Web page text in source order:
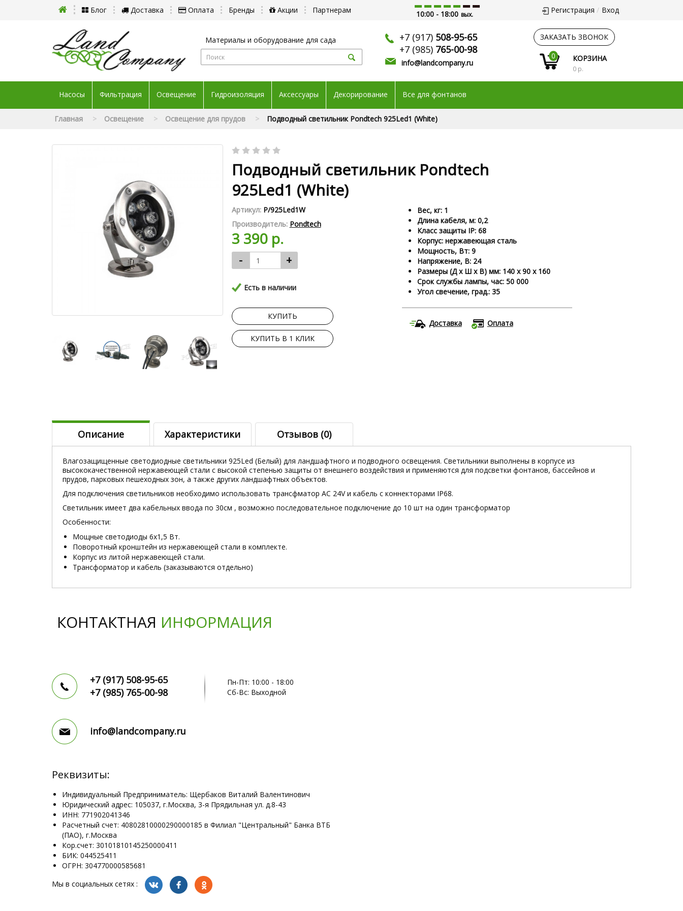
Блог Доставка Оплата Бренды Акции Партнерам 10:00 - 18:00 вых. Регистрация Вход
Материалы и оборудование для сада +7 (917) 508-95-65
+7 (985) 765-00-98
info@landcompany.ru
ЗАКАЗАТЬ ЗВОНОК
0
КОРЗИНА
0 р.
Насосы Фильтрация Освещение Гидроизоляция Аксессуары Декорирование Все для фонтанов
Главная Освещение Освещение для прудов Подводный светильник Pondtech 925Led1 (White)
Подводный светильник Pondtech
925Led1 (White)
Артикул: P/925Led1W
Производитель: Pondtech
3 390 р.
- +
Есть в наличии
КУПИТЬ
КУПИТЬ В 1 КЛИК
Вес, кг: 1
Длина кабеля, м: 0,2
Класс защиты IP: 68
Корпус: нержавеющая сталь
Мощность, Вт: 9
Напряжение, В: 24
Размеры (Д х Ш х В) мм: 140 х 90 х 160
Срок службы лампы, час: 50 000
Угол свечение, град.: 35
Доставка Оплата
Описание Характеристики Отзывов (0)
Влагозащищенные светодиодные светильники 925Led (Белый) для ландшафтного и подводного освещения. Светильники выполнены в корпусе из
высококачественной нержавеющей стали с высокой степенью защиты от внешнего воздействия и применяются для подсветки фонтанов, бассейнов и
прудов, парковых пешеходных зон, а также других ландшафтных объектов.
Для подключения светильников необходимо использовать трансфматор AC 24V и кабель с коннекторами IP68.
Светильник имеет два кабельных ввода по 30см , возможно последовательное подключение до 10 шт на один трансформатор
Особенности:
Мощные светодиоды 6x1,5 Вт.
Поворотный кронштейн из нержавеющей стали в комплекте.
Корпус из литой нержавеющей стали.
Трансформатор и кабель (заказываются отдельно)
КОНТАКТНАЯ ИНФОРМАЦИЯ
+7 (917) 508-95-65
+7 (985) 765-00-98
Пн-Пт: 10:00 - 18:00
Сб-Вс: Выходной
info@landcompany.ru
Реквизиты:
Индивидуальный Предприниматель: Щербаков Виталий Валентинович
Юридический адрес: 105037, г.Москва, 3-я Прядильная ул. д.8-43
ИНН: 771902041346
Расчетный счет: 40802810000290000185 в Филиал "Центральный" Банка ВТБ
(ПАО), г.Москва
Кор.счет: 30101810145250000411
БИК: 044525411
ОГРН: 304770000585681
Мы в социальных сетях :